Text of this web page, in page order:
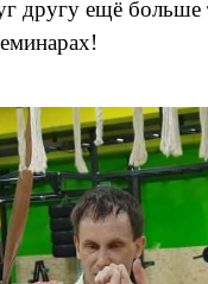
ещё больше